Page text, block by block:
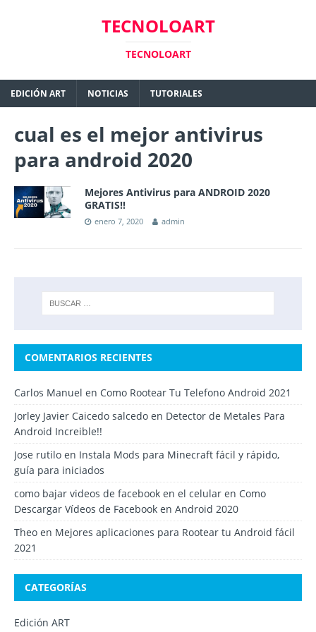
TECNOLOART
TECNOLOART
EDICIÓN ART NOTICIAS TUTORIALES
cual es el mejor antivirus
para android 2020
Mejores Antivirus para ANDROID 2020
GRATIS!!
enero 7, 2020 admin
COMENTARIOS RECIENTES
Carlos Manuel en Como Rootear Tu Telefono Android 2021
Jorley Javier Caicedo salcedo en Detector de Metales Para
Android Increible!!
Jose rutilo en Instala Mods para Minecraft fácil y rápido,
guía para iniciados
como bajar videos de facebook en el celular en Como
Descargar Vídeos de Facebook en Android 2020
Theo en Mejores aplicaciones para Rootear tu Android fácil
2021
CATEGORÍAS
Edición ART